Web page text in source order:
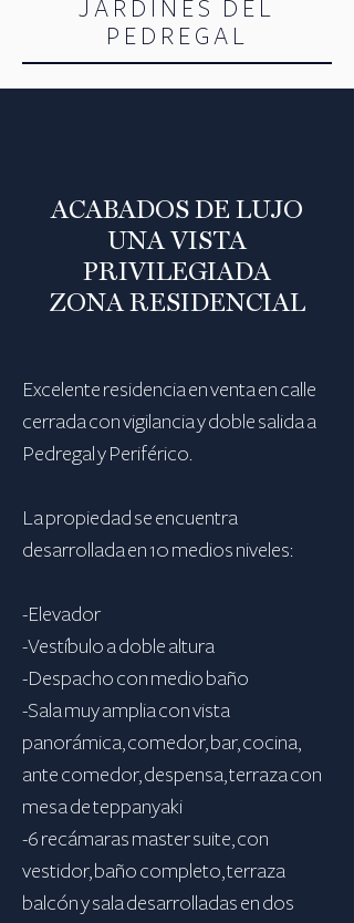
JARDINES DEL
PEDREGAL
ACABADOS DE LUJO
UNA VISTA
PRIVILEGIADA
ZONA RESIDENCIAL
Excelente residencia en venta en calle
cerrada con vigilancia y doble salida a
Pedregal y Periférico.
La propiedad se encuentra
desarrollada en 10 medios niveles:
-Elevador
-Vestíbulo a doble altura
-Despacho con medio baño
-Sala muy amplia con vista
panorámica, comedor, bar, cocina,
ante comedor, despensa, terraza con
mesa de teppanyaki
-6 recámaras master suite, con
vestidor, baño completo, terraza
balcón y sala desarrolladas en dos